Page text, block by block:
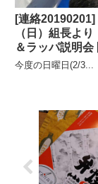
[連絡
（日）組長よ
＆ラッパ説明会
今度の日曜日(2/3...